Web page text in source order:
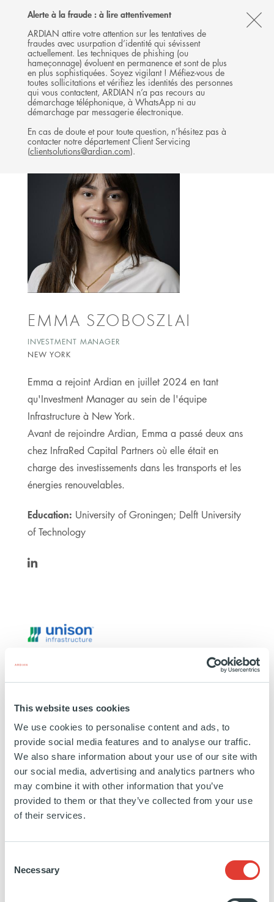
This website uses cookies
We use cookies to personalise content and ads, to
provide social media features and to analyse our traffic.
We also share information about your use of our site with
our social media, advertising and analytics partners who
may combine it with other information that you’ve
provided to them or that they’ve collected from your use
of their services.
Selection
Necessary
Alerte à la fraude : à lire attentivement
ARDIAN attire votre attention sur les tentatives de
fraudes avec usurpation d’identité qui sévissent
actuellement. Les techniques de phishing (ou
hameçonnage) évoluent en permanence et sont de plus
en plus sophistiquées. Soyez vigilant ! Méfiez-vous de
toutes sollicitations et vérifiez les identités des personnes
qui vous contactent, ARDIAN n’a pas recours au
démarchage téléphonique, à WhatsApp ni au
démarchage par messagerie électronique.
En cas de doute et pour toute question, n’hésitez pas à
contacter notre département Client Servicing
(clientsolutions@ardian.com).
Follow
Ardian
on
X
Follow
Ardian
on
LinkedIn
Follow
Ardian
on
YouTube
Ardian
on
Jobs
on
LinkedIn
MENU
L'ÉQUIPE
INFRASTRUCTURE
EMMA SZOBOSZLAI
INVESTMENT MANAGER
NEW YORK
Emma a rejoint Ardian en juillet 2024 en tant
qu'Investment Manager au sein de l'équipe
Infrastructure à New York.
Avant de rejoindre Ardian, Emma a passé deux ans
chez InfraRed Capital Partners où elle était en
charge des investissements dans les transports et les
énergies renouvelables.
Education: University of Groningen; Delft University
of Technology
Unison
Technologie, Media et Télécoms
EN SAVOIR PLUS